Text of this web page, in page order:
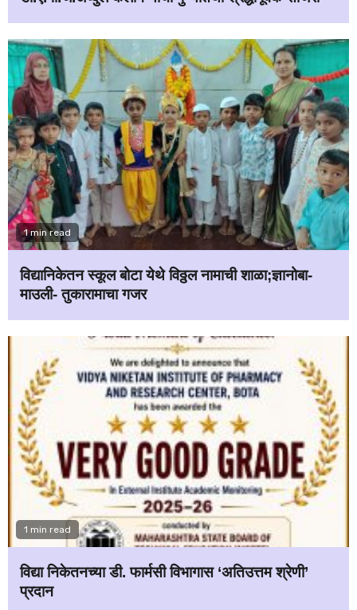
1 min read
विद्यानिकेतन स्कूल बोटा येथे विठ्ठल नामाची शाळा;ज्ञानोबा-
माउली- तुकारामाचा गजर
1 min read
विद्या निकेतनच्या डी. फार्मसी विभागास ‘अतिउत्तम श्रेणी’
प्रदान